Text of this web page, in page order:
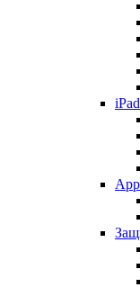
iPad